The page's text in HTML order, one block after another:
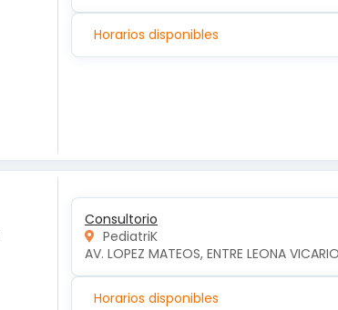
Horarios disponibles
Consultorio
PediatriK
AV. LOPEZ MATEOS, ENTRE LEONA
Horarios disponibles